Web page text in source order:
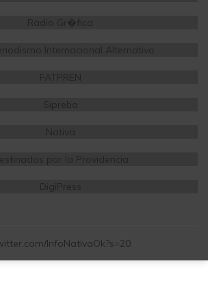
InfoNativaOk?s=20